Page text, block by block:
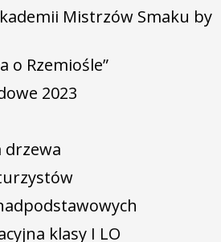
Mistrzów Smaku by
o Rzemiośle”
2023
drzewa
klasy I LO